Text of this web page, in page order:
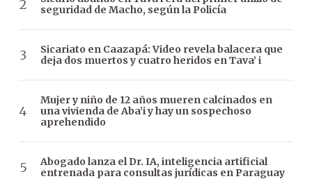
seguridad de Macho, según la Policía
Sicariato en Caazapá: Video revela balacera que
deja dos muertos y cuatro heridos en Tava’ i
Mujer y niño de 12 años mueren calcinados en
una vivienda de Aba’i y hay un sospechoso
aprehendido
Abogado lanza el Dr. IA, inteligencia artificial
entrenada para consultas jurídicas en Paraguay